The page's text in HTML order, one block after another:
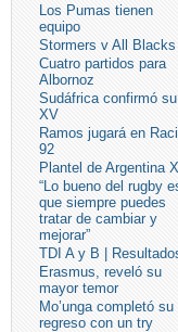
Los Pumas tienen
equipo
Stormers v All Blacks
Cuatro partidos para
Albornoz
Sudáfrica confirmó su
XV
Ramos jugará en
92
Plantel de Argentina
“Lo bueno del rugby
que siempre puedes
tratar de cambiar y
mejorar”
TDI A y B |
Erasmus, reveló su
mayor temor
Mo’unga completó su
regreso con un try